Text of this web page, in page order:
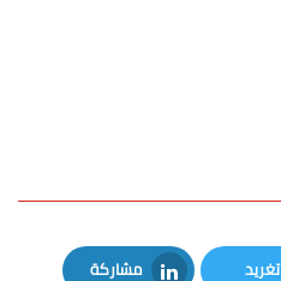
تغريد مشاركة